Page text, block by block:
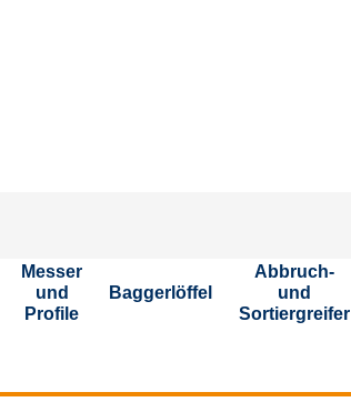
Messer
und
Profile
Baggerlöffel
Abbruch-
und
Sortiergreifer